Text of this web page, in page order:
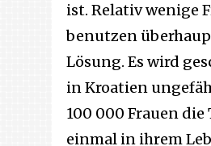
ist. Relativ wenige
benutzen
Lösung. Es wird
in Kroatien
100 000 Frauen die
einmal in ihrem